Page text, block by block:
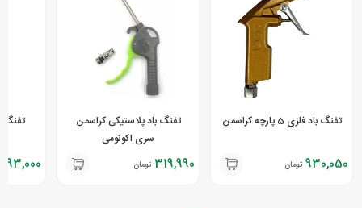
تفنگ باد فلزی 5 پارچه کراسمن
930,050 تومان
تفنگ باد پلاستیکی کراسمن
سری اکونومی
319,990 تومان
تفنگ
693,000